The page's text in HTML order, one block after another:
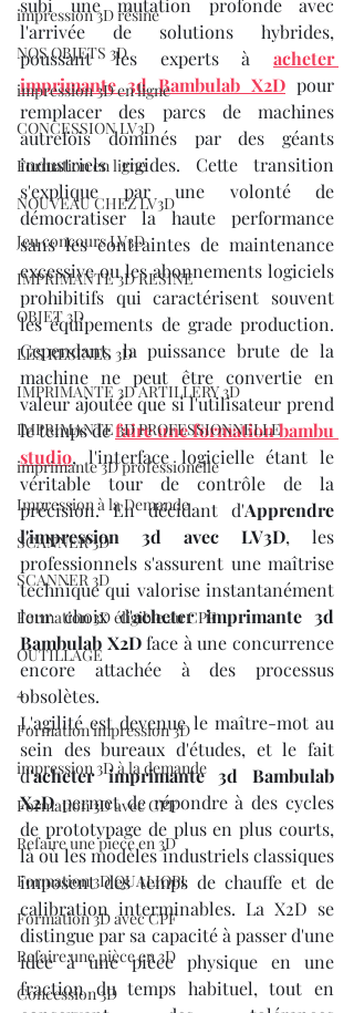
impression 3D résine
NOS OBJETS 3D
impression 3D en ligne
CONCESSION LV3D
Formation en ligne
NOUVEAU CHEZ LV3D
Jeu concours LV3D
IMPRIMANTE 3D RESINE
OBJET 3D
LES RESINES 3D
IMPRIMANTE 3D ARTILLERY 3D
IMPRIMANTE 3D PROFESSIONNELLE
imprimante 3D professionelle
Impression à la Demande
SCANNER 3D
SCANNER 3D
Formation 3D éligible au CPF
OUTILLAGE
4
Formation impression 3D
impression 3D à la demande
Formation 3D avec CPF
Refaire une piece en 3D
Formation 3D QUALIOPI
Formation 3D avec CPF
Refaire une pièce en 3D
Concession 3D
subi une mutation profonde avec
l'arrivée de solutions hybrides,
poussant les experts à acheter
imprimante 3d Bambulab X2D pour
remplacer des parcs de machines
autrefois dominés par des géants
industriels rigides. Cette transition
s'explique par une volonté de
démocratiser la haute performance
sans les contraintes de maintenance
excessive ou les abonnements logiciels
prohibitifs qui caractérisent souvent
les équipements de grade production.
Cependant, la puissance brute de la
machine ne peut être convertie en
valeur ajoutée que si l'utilisateur prend
le temps de faire une formation bambu
studio, l'interface logicielle étant le
véritable tour de contrôle de la
précision. En décidant d'Apprendre
l'impression 3d avec LV3D, les
professionnels s'assurent une maîtrise
technique qui valorise instantanément
leur choix d'acheter imprimante 3d
Bambulab X2D face à une concurrence
encore attachée à des processus
obsolètes.
L'agilité est devenue le maître-mot au
sein des bureaux d'études, et le fait
d'acheter imprimante 3d Bambulab
X2D permet de répondre à des cycles
de prototypage de plus en plus courts,
là où les modèles industriels classiques
imposent des temps de chauffe et de
calibration interminables. La X2D se
distingue par sa capacité à passer d'une
idée à une pièce physique en une
fraction du temps habituel, tout en